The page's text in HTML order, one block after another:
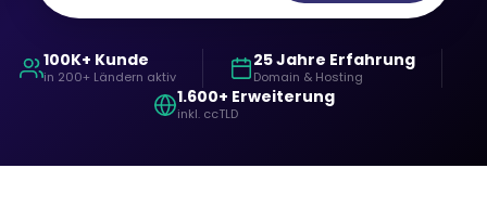
100K+ Kunde
in 200+ Ländern aktiv
25 Jahre Erfahrung
Domain & Hosting
1.600+ Erweiterung
inkl. ccTLD